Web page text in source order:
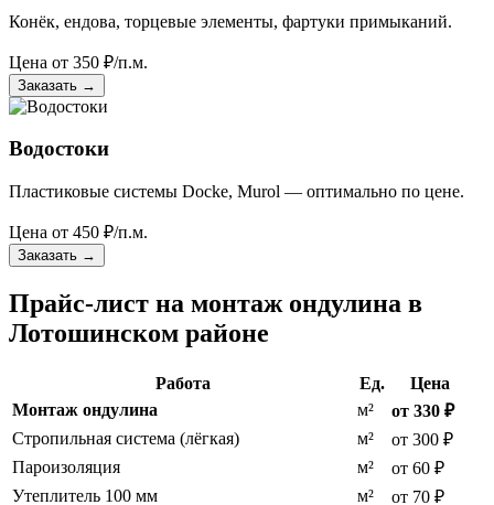
Конёк, ендова, торцевые элементы, фартуки примыканий.
Цена от 350 ₽/п.м.
Заказать →
Водостоки
Пластиковые системы Docke, Murol — оптимально по цене.
Цена от 450 ₽/п.м.
Заказать →
Прайс-лист на монтаж ондулина в
Лотошинском районе
Работа Ед.
Цена
Монтаж ондулина
м²
от 330 ₽
Стропильная система (лёгкая)
м²
от 300 ₽
Пароизоляция
м²
от 60 ₽
Утеплитель 100 мм
м²
от 70 ₽